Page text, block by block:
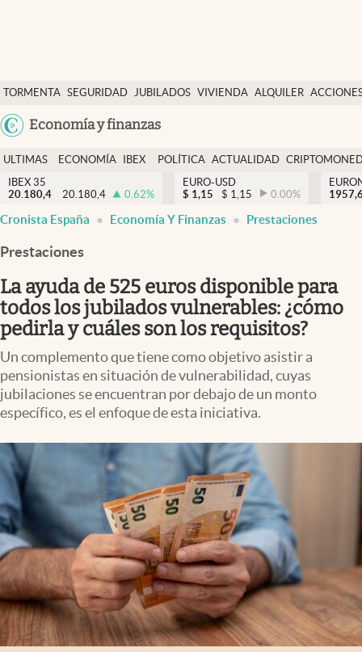
TORMENTA SEGURIDAD JUBILADOS VIVIENDA ALQUILER
USA
Colombia
Economía y finanzas
Economía y finanzas
Política
Actualidad
Criptomonedas
España
ULTIMAS
NOTICIAS
ECONOMÍA
FINANZAS
IBEX
EURO
POLÍTICA ACTUALIDAD
IBEX 35
20.180,4
20.180,4 0.62%
EURO-USD
$ 1,15 $ 1,15 0.00%
Cronista España Economía Y Finanzas Prestaciones
Prestaciones
La ayuda de 525 euros disponible para
todos los jubilados vulnerables: ¿cómo
pedirla y cuáles son los requisitos?
Un complemento que tiene como objetivo asistir a
pensionistas en situación de vulnerabilidad, cuyas
jubilaciones se encuentran por debajo de un monto
específico, es el enfoque de esta iniciativa.